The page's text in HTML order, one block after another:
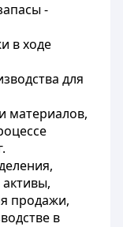
-
в ходе
для
материалов,
активы,
продажи,
в